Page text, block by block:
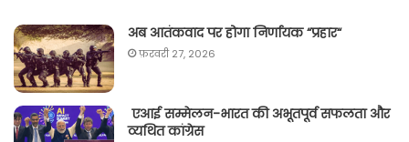
अब आतंकवाद पर होगा निर्णायक “प्रहार“
फ़रवरी 27, 2026
एआई सम्मेलन-भारत की अभूतपूर्व सफलता और
व्यथित कांग्रेस